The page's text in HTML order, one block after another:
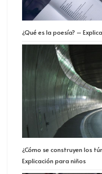
¿Qué es la poesía? –
¿Cómo se construyen los
Explicación para niños